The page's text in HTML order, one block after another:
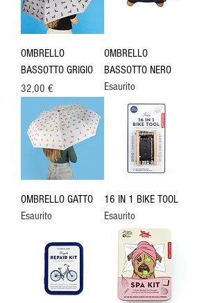
OMBRELLO
BASSOTTO GRIGIO
Prezzo
32,00 €
OMBRELLO
BASSOTTO NERO
Esaurito
OMBRELLO GATTO
Esaurito
16 IN 1 BIKE TOOL
Esaurito